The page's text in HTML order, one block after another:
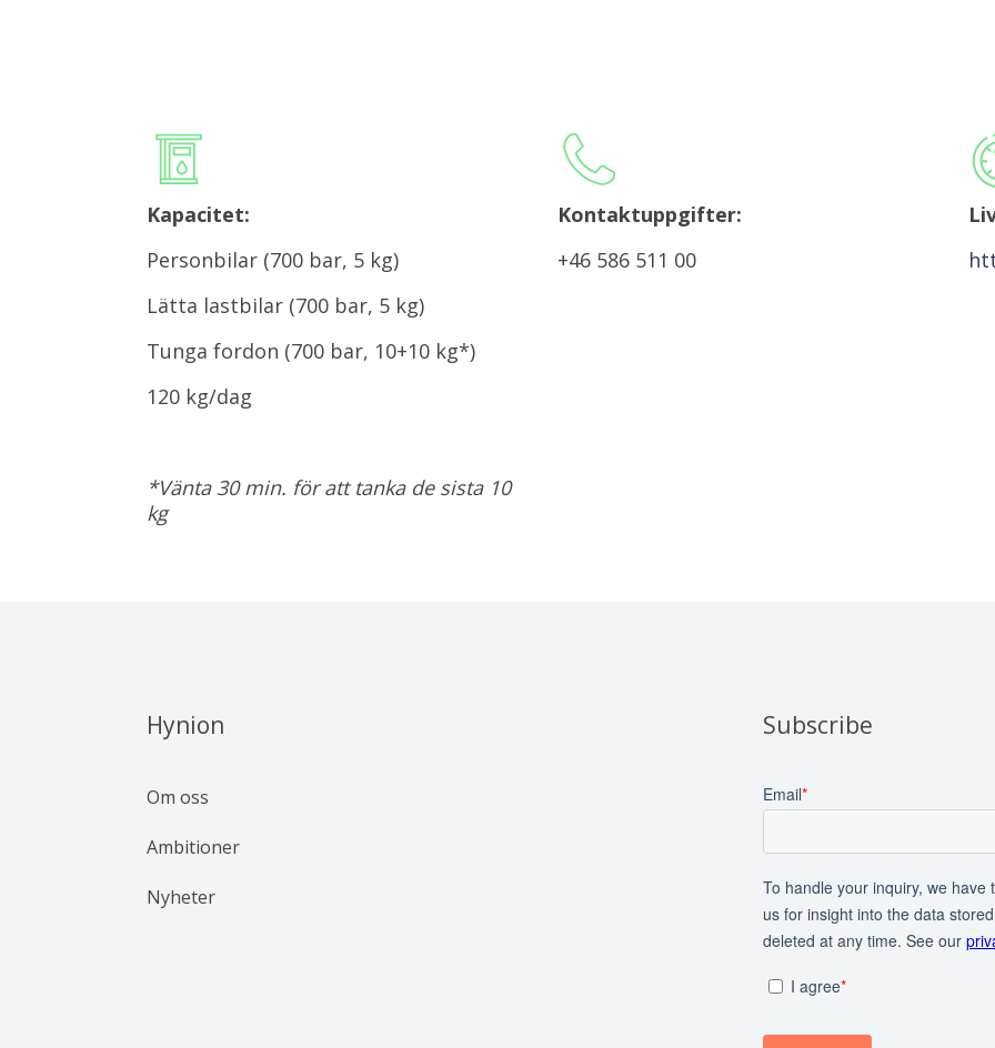
Kapacitet:
Personbilar (700 bar, 5 kg)
Lätta lastbilar (700 bar, 5 kg)
Tunga fordon (700 bar, 10+10 kg*)
120 kg/dag
*Vänta 30 min. för att tanka de sista 10
kg
Kontaktuppgifter:
+46 586 511 00
Hynion
Om oss
Ambitioner
Nyheter
Subscribe